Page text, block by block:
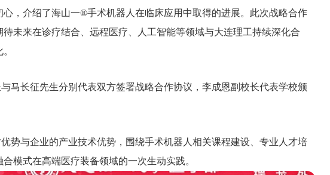
，介绍了海山一®手术机器人在临床应用中取得的进展。此次战略合作
未来在诊疗结合、远程医疗、人工智能等领域与大连理工持续深化合
马长征先生分别代表双方签署战略合作协议，李成恩副校长代表学校颁
势与企业的产业技术优势，围绕手术机器人相关课程建设、专业人才培
模式在高端医疗装备领域的一次生动实践。